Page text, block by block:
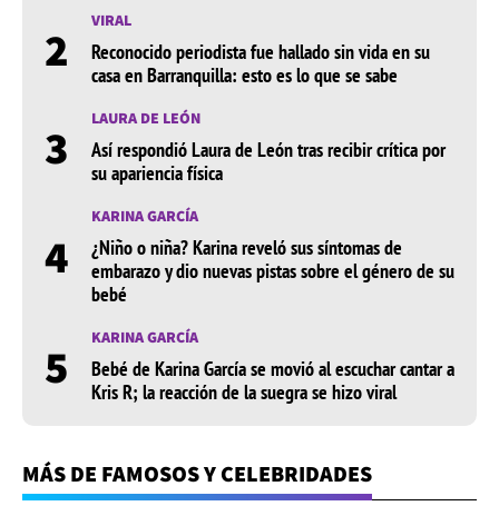
2 VIRAL
Reconocido periodista fue hallado sin vida en su
casa en Barranquilla: esto es lo que se sabe
3 LAURA DE LEÓN
Así respondió Laura de León tras recibir crítica por
su apariencia física
4
KARINA GARCÍA
¿Niño o niña? Karina reveló sus síntomas de
embarazo y dio nuevas pistas sobre el género de su
bebé
5 KARINA GARCÍA
Bebé de Karina García se movió al escuchar cantar a
Kris R; la reacción de la suegra se hizo viral
MÁS DE FAMOSOS Y CELEBRIDADES